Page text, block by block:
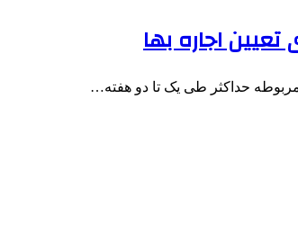
اجاره بها
حداکثر طی یک تا دو هفته…